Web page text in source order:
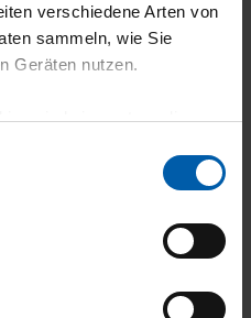
verschiedene Arten von
sammeln, wie Sie
Geräten nutzen.
sind eine notwendige
etwa zur Auswahl und
Angebote, Anzeigen
04.04.2026
gern für Indoor